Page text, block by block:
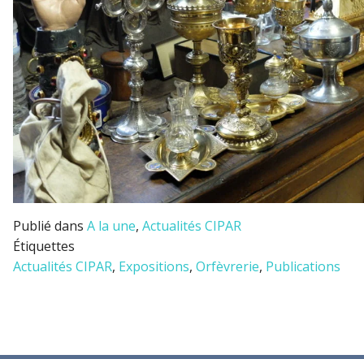
Publié dans A la une, Actualités CIPAR
Étiquettes
Actualités CIPAR, Expositions, Orfèvrerie, Publications